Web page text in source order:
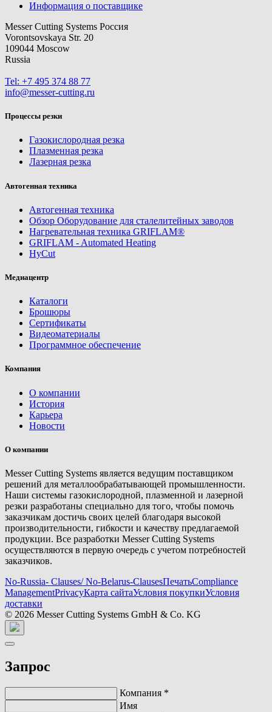
Информация о поставщике
Messer Cutting Systems Россия
Vorontsovskaya Str. 20
109044 Moscow
Russia
Tel: +7 495 374 88 77
info@messer-cutting.ru
Процессы резки
Газокислородная резка
Плазменная резка
Лазерная резка
Автогенная техника
Автогенная техника
Обзор Оборудование для сталелитейных заводов
Нагревательная техника GRIFLAM®
GRIFLAM - Automated Heating
HyCut
Медиацентр
Каталоги
Брошюры
Сертификаты
Видеоматериалы
Программное обеспечение
Компания
О компании
История
Карьера
Новости
О компании
Messer Cutting Systems является ведущим поставщиком
решений для металлообрабатывающей промышленности.
Наши системы газокислородной, плазменной и лазерной
резки разработаны специально для того, чтобы помочь
заказчикам достичь своих целей благодаря высокой
производительности, гибкости и качеству предлагаемой
продукции. Все разработки Messer Cutting Systems
осуществляются в первую очередь с учетом потребностей
заказчиков.
No-Russia- Clauses/ No-Belarus-ClausesПечатьCompliance
ManagementPrivacyКарта сайтаУсловия покупкиУсловия
доставки
© 2026 Messer Cutting Systems GmbH & Co. KG
Запрос
Компания *
Имя